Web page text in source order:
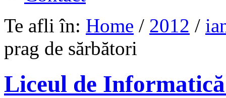
Te afli în: Home / 2012 /
prag de sărbători
Liceul de